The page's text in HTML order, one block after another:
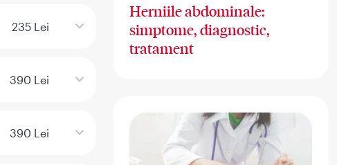
235 Lei
390 Lei
390 Lei
Herniile abdominale:
simptome, diagnostic,
tratament